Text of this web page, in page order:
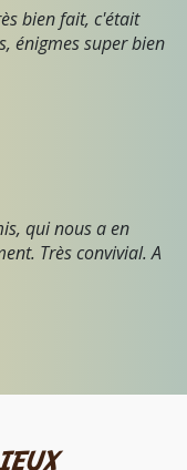
bien fait, c'était
énigmes super bien
qui nous a en
Très convivial. A